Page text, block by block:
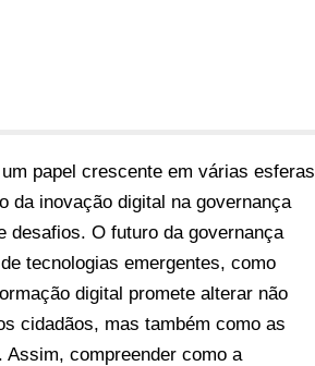
papel crescente em várias esferas
da inovação digital na governança
desafios. O futuro da governança
tecnologias emergentes, como
digital promete alterar não
cidadãos, mas também como as
compreender como a